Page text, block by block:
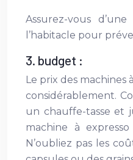
Assurez-vous
l’habitacle pour
3. budget :
Le prix des machines
considérablement.
un chauffe-tasse et
machine à
N’oubliez pas les